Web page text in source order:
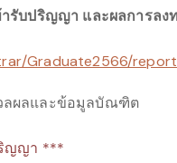
รับปริญญา และผลการลง
Graduate2566/
ลผลและข้อมูลบัณฑิต
ญญา ***